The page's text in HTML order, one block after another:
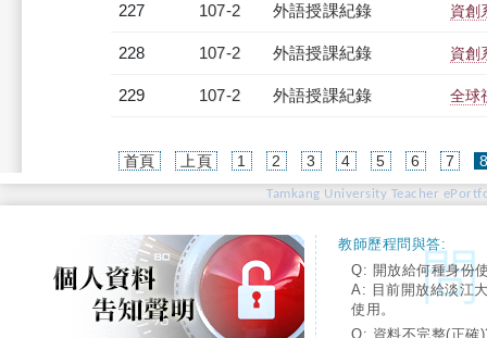
227 107-2 外語授課紀錄 資創
228 107-2 外語授課紀錄 資創
229 107-2 外語授課紀錄 全球
首頁 上頁 1 2 3 4 5 6 7
Tamkang University Teacher
教師歷程問與答:
Q: 開放給何種身份
A: 目前開放給淡江
使用。
Q: 資料不完整(正確